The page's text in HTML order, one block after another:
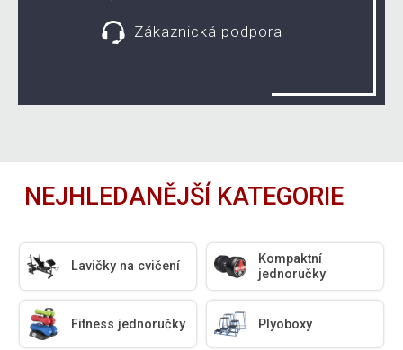
Zákaznická podpora
NEJHLEDANĚJŠÍ KATEGORIE
Lavičky na cvičení
Kompaktní
jednoručky
Fitness jednoručky Plyoboxy